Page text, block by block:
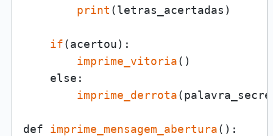
print (letras_acertadas)
if(acertou):
imprime_vitoria()
    else:
imprime_derrota
def imprime_mensagem_abertura():